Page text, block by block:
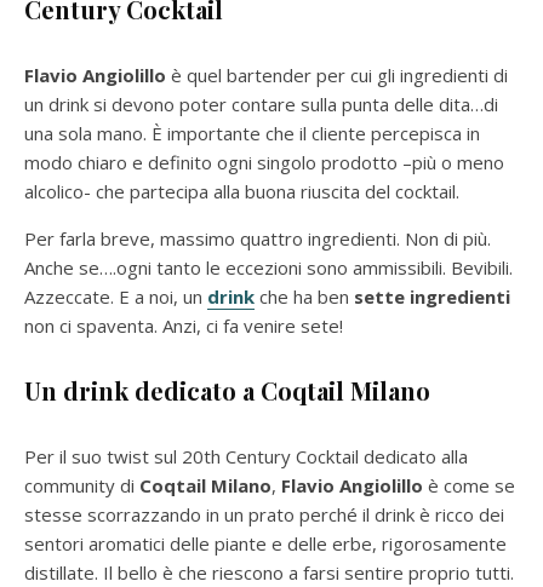
Century Cocktail
Flavio Angiolillo è quel bartender per cui gli ingredienti di
un drink si devono poter contare sulla punta delle dita…di
una sola mano. È importante che il cliente percepisca in
modo chiaro e definito ogni singolo prodotto –più o meno
alcolico- che partecipa alla buona riuscita del cocktail.
Per farla breve, massimo quattro ingredienti. Non di più.
Anche se….ogni tanto le eccezioni sono ammissibili. Bevibili.
Azzeccate. E a noi, un drink che ha ben sette ingredienti
non ci spaventa. Anzi, ci fa venire sete!
Un drink dedicato a Coqtail Milano
Per il suo twist sul 20th Century Cocktail dedicato alla
community di Coqtail Milano, Flavio Angiolillo è come se
stesse scorrazzando in un prato perché il drink è ricco dei
sentori aromatici delle piante e delle erbe, rigorosamente
distillate. Il bello è che riescono a farsi sentire proprio tutti.